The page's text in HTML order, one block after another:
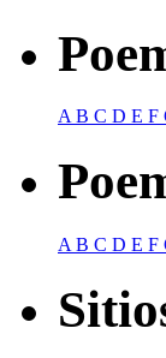
AB C D E F
A B C D E F